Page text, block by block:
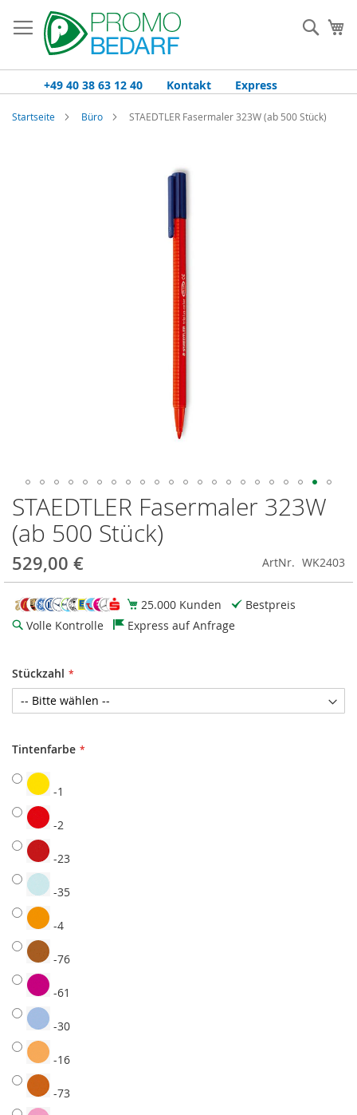
Inhalt
springen
+49 40 38 63 12 40 Kontakt Express
Startseite Büro STAEDTLER Fasermaler 323W (ab 500 Stück)
STAEDTLER Fasermaler 323W
(ab 500 Stück)
529,00 € ArtNr. WK2403
25.000 Kunden
Bestpreis
Volle Kontrolle
Express auf Anfrage
Stückzahl
Tintenfarbe
-1
-2
-23
-35
-4
-76
-61
-30
-16
-73
Zum
Anfang
der
Bildgalerie
springen